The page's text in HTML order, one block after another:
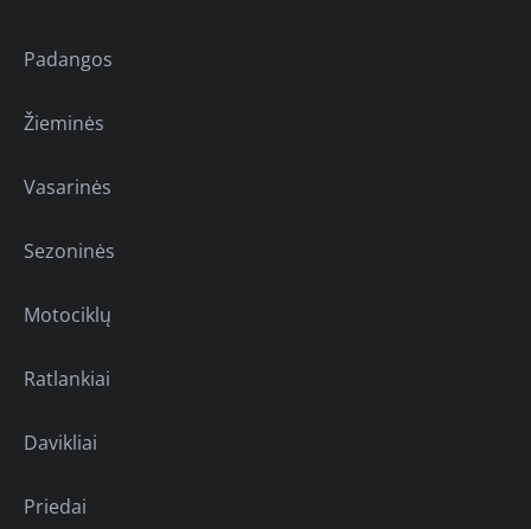
Padangos
Žieminės
Vasarinės
Sezoninės
Motociklų
Ratlankiai
Davikliai
Priedai